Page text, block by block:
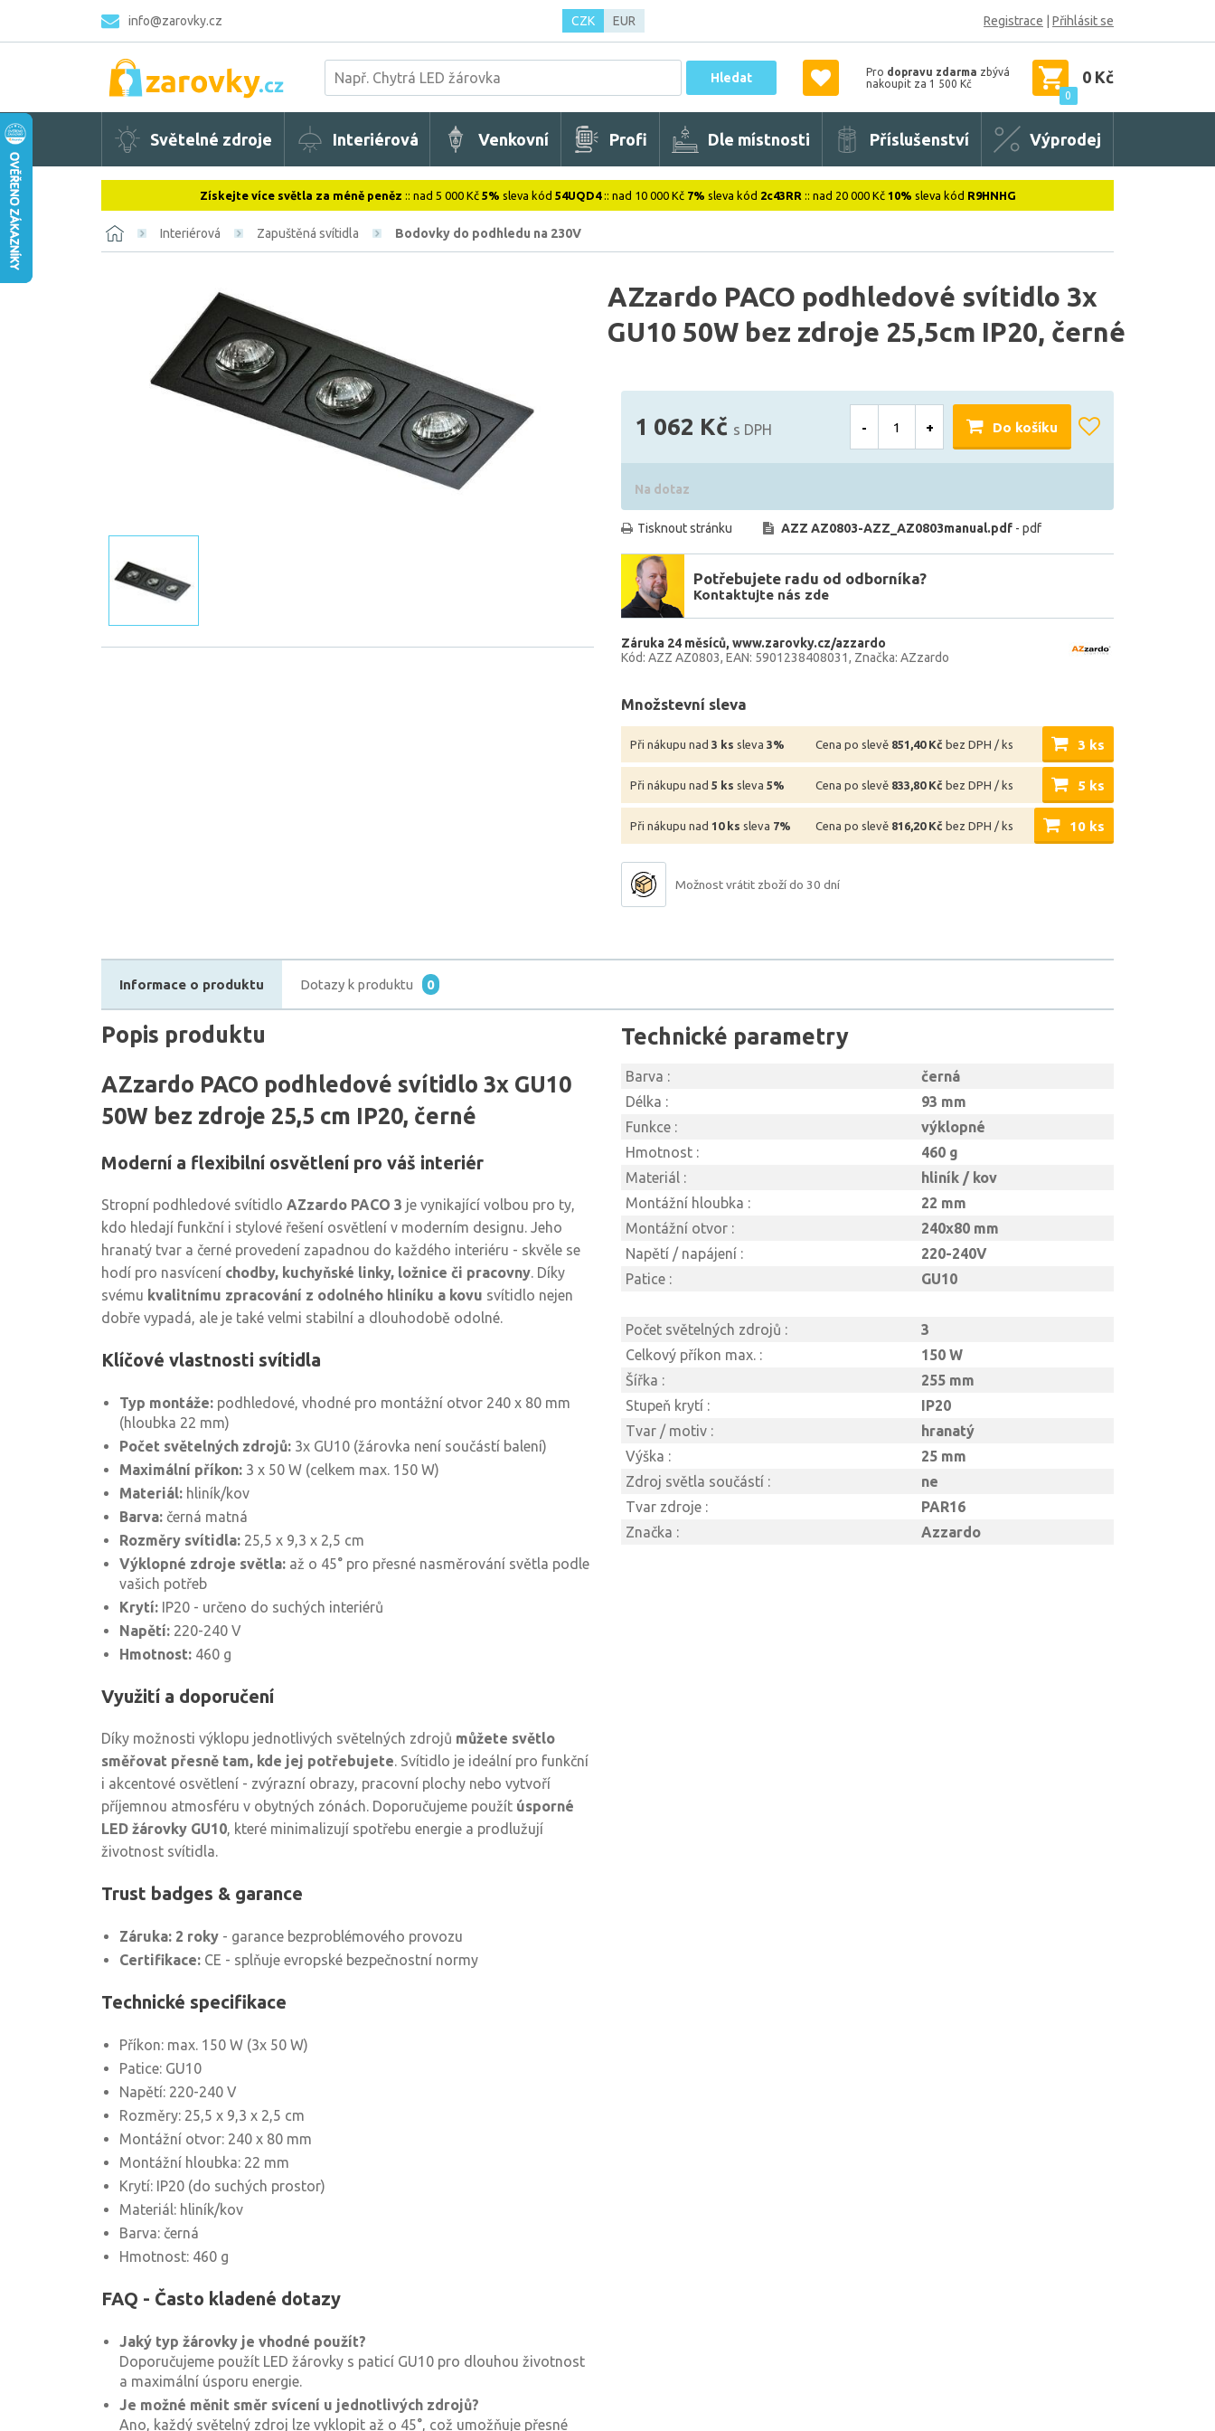
info@zarovky.cz CZK EUR Registrace Přihlásit se
Hledat Pro dopravu zdarma zbývá
nakoupit za 1 500 Kč
0
0 Kč
Světelné zdroje Interiérová Venkovní Profi Dle místnosti Příslušenství Výprodej
Získejte více světla za méně peněz :: nad 5 000 Kč 5% sleva kód 54UQD4:: nad 10 000 Kč 7% sleva kód 2c43RR :: nad 20 000 Kč 10% sleva kód R9HNHG
Interiérová Zapuštěná svítidla Bodovky do podhledu na 230V
AZzardo PACO podhledové svítidlo 3x
GU10 50W bez zdroje 25,5cm IP20, černé
1 062 Kč s DPH - + Do košíku
Na dotaz
Tisknout stránku AZZ AZ0803-AZZ_AZ0803manual.pdf - pdf
Potřebujete radu od odborníka?
Kontaktujte nás zde
Záruka 24 měsíců www.zarovky.cz/azzardo
Kód: AZZ AZ0803 EAN: 5901238408031 Značka: AZzardo
Množstevní sleva
Při nákupu nad 3 ks sleva 3% Cena po slevě 851,40 Kč bez DPH / ks 3 ks
Při nákupu nad 5 ks sleva 5% Cena po slevě 833,80 Kč bez DPH / ks 5 ks
Při nákupu nad 10 ks sleva 7% Cena po slevě 816,20 Kč bez DPH / ks 10 ks
Možnost vrátit zboží do 30 dní
Informace o produktu Dotazy k produktu 0
Popis produktu
AZzardo PACO podhledové svítidlo 3x GU10
50W bez zdroje 25,5 cm IP20, černé
Moderní a flexibilní osvětlení pro váš interiér
Stropní podhledové svítidlo AZzardo PACO 3 je vynikající volbou pro ty,
kdo hledají funkční i stylové řešení osvětlení v moderním designu. Jeho
hranatý tvar a černé provedení zapadnou do každého interiéru - skvěle se
hodí pro nasvícení chodby, kuchyňské linky, ložnice či pracovny. Díky
svému kvalitnímu zpracování z odolného hliníku a kovu svítidlo nejen
dobře vypadá, ale je také velmi stabilní a dlouhodobě odolné.
Klíčové vlastnosti svítidla
Typ montáže: podhledové, vhodné pro montážní otvor 240 x 80 mm
(hloubka 22 mm)
Počet světelných zdrojů: 3x GU10 (žárovka není součástí balení)
Maximální příkon: 3 x 50 W (celkem max. 150 W)
Materiál: hliník/kov
Barva: černá matná
Rozměry svítidla: 25,5 x 9,3 x 2,5 cm
Výklopné zdroje světla: až o 45° pro přesné nasměrování světla podle
vašich potřeb
Krytí: IP20 - určeno do suchých interiérů
Napětí: 220-240 V
Hmotnost: 460 g
Využití a doporučení
Díky možnosti výklopu jednotlivých světelných zdrojů můžete světlo
směřovat přesně tam, kde jej potřebujete. Svítidlo je ideální pro funkční
i akcentové osvětlení - zvýrazní obrazy, pracovní plochy nebo vytvoří
příjemnou atmosféru v obytných zónách. Doporučujeme použít úsporné
LED žárovky GU10, které minimalizují spotřebu energie a prodlužují
životnost svítidla.
Trust badges & garance
Záruka: 2 roky - garance bezproblémového provozu
Certifikace: CE - splňuje evropské bezpečnostní normy
Technické specifikace
Příkon: max. 150 W (3x 50 W)
Patice: GU10
Napětí: 220-240 V
Rozměry: 25,5 x 9,3 x 2,5 cm
Montážní otvor: 240 x 80 mm
Montážní hloubka: 22 mm
Krytí: IP20 (do suchých prostor)
Materiál: hliník/kov
Barva: černá
Hmotnost: 460 g
FAQ - Často kladené dotazy
Jaký typ žárovky je vhodné použít?
Doporučujeme použít LED žárovky s paticí GU10 pro dlouhou životnost
a maximální úsporu energie.
Je možné měnit směr svícení u jednotlivých zdrojů?
Ano, každý světelný zdroj lze vyklopit až o 45°, což umožňuje přesné
Technické parametry
Barva :
černá
Délka :
93 mm
Funkce :
výklopné
Hmotnost :
460 g
Materiál :
hliník / kov
Montážní hloubka :
22 mm
Montážní otvor :
240x80 mm
Napětí / napájení :
220-240V
Patice :
GU10
Počet světelných zdrojů :
3
Celkový příkon max. :
150 W
Šířka :
255 mm
Stupeň krytí :
IP20
Tvar / motiv :
hranatý
Výška :
25 mm
Zdroj světla součástí :
ne
Tvar zdroje :
PAR16
Značka :
Azzardo